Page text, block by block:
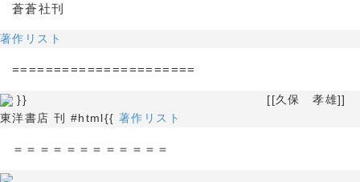
蒼蒼社刊
著作リスト
======================
}} [[久保 孝雄]]
東洋書店 刊 #html{{ 著作リスト
＝＝＝＝＝＝＝＝＝＝＝＝